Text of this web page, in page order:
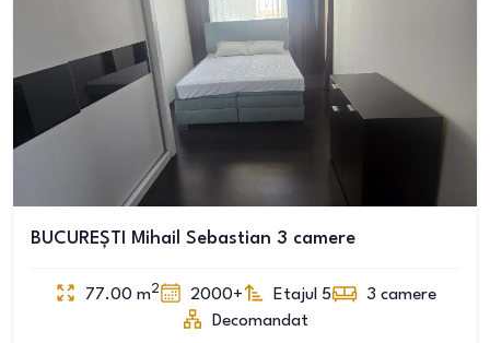
BUCUREȘTI Mihail Sebastian 3 camere
77.00 m2 2000+ Etajul 5 3 camere
Decomandat